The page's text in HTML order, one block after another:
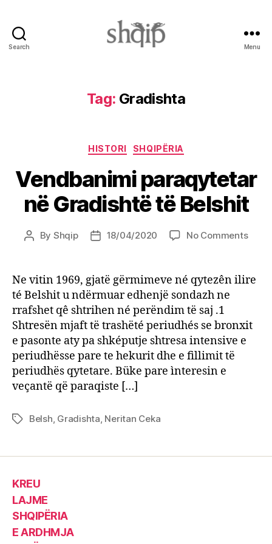
Search Menu
Tag: Gradishta
Categories
HISTORI SHQIPËRIA
Vendbanimi paraqytetar
në Gradishtë të Belshit
Post
By Shqip
Post18/04/2020 No Commentson
Ne vitin 1969, gjatë gërmimeve né qytezên ilire
té Belshit u ndërmuar edhenjë sondazh ne
rrafshet qê shtrihen né perëndim të saj .1
Shtresën mjaft të trashëté periudhés se bronxit
e pasonte aty pa shképutje shtresa intensive e
periudhësse pare te hekurit dhe e fillimit të
periudhës qytetare. Büke pare ìnteresin e
veçantë që paraqiste […]
TagsBelsh Gradishta Neritan Ceka
KREU
LAJME
SHQIPËRIA
E ARDHMJA